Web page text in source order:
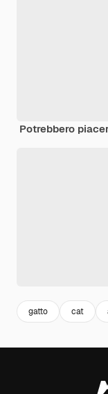
Potrebbero
gatto cat